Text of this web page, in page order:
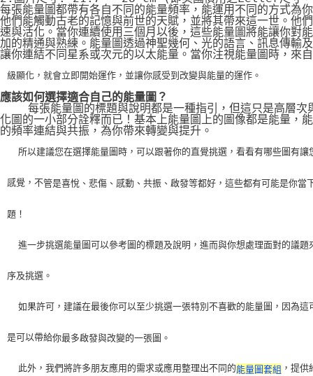
每張能量圖都帶有各自不同的能量頻率，能運用不同的方式為
他們能觸動古老的記憶與前世的天賦，並將其帶來這一世。他
速與活化。當你連續使用三個月以後，這些能量圖將能讓你對
加的精通與熟練。能量圖透過神聖幾何、光的語言、訊息傳輸
讓你連結不同星系或次元的以太能量。當你注視能量圖時，來
級顯化，就會立即開始運作，並讓你感受到改變與能量的運作。
應該如何選擇適合自己的能量圖？
每張能量圖的標題與說明都是一種指引，但這只是高層次
化圖的一小部分詮釋而已！基本上能量圖上的圖像都是能量，
的頻率連結與共振，為你帶來轉變與提升。
所以建議您在選擇能量圖時，可以跟著你的直覺挑選，看看有哪些圖有讓
感覺，不管是喜悅、悲傷、感動、共振、啟發等都好，這些都有可能是你當
題！
進一步挑選能量圖可以參考圖的標題及說明，進而與你想處理面對的議題
序及挑選。
如果許可，建議在最後你可以至少挑選一張特別不喜歡的能量圖，因為這
是可以帶給你最多啟發與改變的一張圖。
    此外，我們將許多朋友應用的需求或應用整理出不同的
能量圖套組 ，提供